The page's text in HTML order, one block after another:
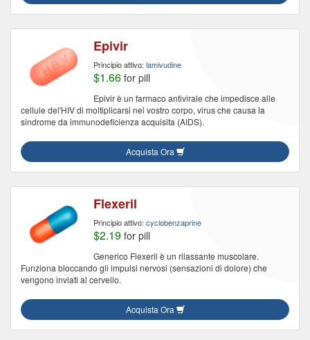
Epivir
Principio attivo: lamivudine
$1.66 for pill
Epivir è un farmaco antivirale che impedisce alle
cellule del'HIV di moltiplicarsi nel vostro corpo, virus che causa la
sindrome da immunodeficienza acquisita (AIDS).
Acquista Ora
Flexeril
Principio attivo: cyclobenzaprine
$2.19 for pill
Generico Flexeril è un rilassante muscolare.
Funziona bloccando gli impulsi nervosi (sensazioni di dolore) che
vengono inviati al cervello.
Acquista Ora